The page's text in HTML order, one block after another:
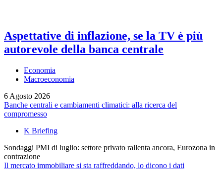
Aspettative di inflazione, se la TV è più
autorevole della banca centrale
Economia
Macroeconomia
6 Agosto 2026
Banche centrali e cambiamenti climatici: alla ricerca del
compromesso
K Briefing
Sondaggi PMI di luglio: settore privato rallenta ancora, Eurozona in
contrazione
Il mercato immobiliare si sta raffreddando, lo dicono i dati